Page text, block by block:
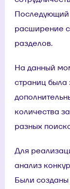
Последующий
расширение
разделов.
На данный
страниц
количества
разных
Для
анализ
Были